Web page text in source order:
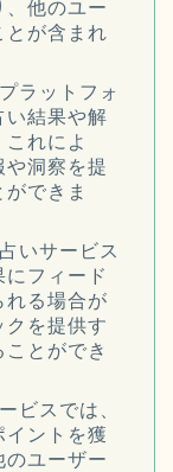
、他のユー
とが含まれ
ラットフォ
い結果や解
れによ
や洞察を提
できま
いサービス
フィード
れる場合が
クを提供す
とができ
ビスでは、
イントを獲
のユーザー